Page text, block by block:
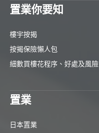
置業你要知
樓宇按揭
按揭保險懶人包
細數買樓花程序、好處及風險
置業
日本置業